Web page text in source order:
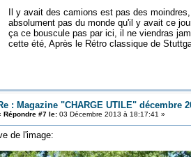
Il y avait des camions est pas des
absolument pas du monde qu'il y avait ce
ça ce bouscule pas par ici, il ne viendras
cette été, Après le Rétro classique de
: Magazine "CHARGE UTILE" décembre
Répondre #7 le:03 Décembre 2013 à 18:17:41 »
de l'image: